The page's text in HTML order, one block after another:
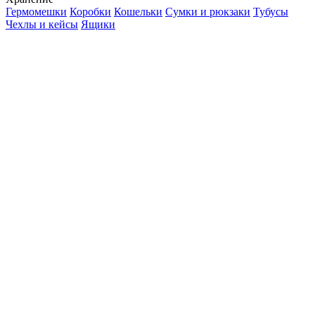
Гермомешки Коробки Кошельки Сумки и рюкзаки Тубусы
Чехлы и кейсы Ящики